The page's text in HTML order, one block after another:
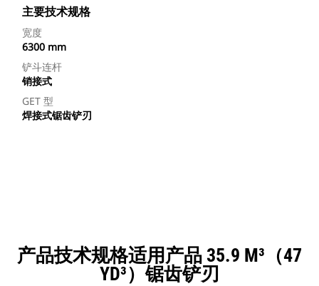
主要技术规格
宽度
6300 mm
铲斗连杆
销接式
GET 型
焊接式锯齿铲刃
产品技术规格适用产品 35.9 M³（47
YD³）锯齿铲刃